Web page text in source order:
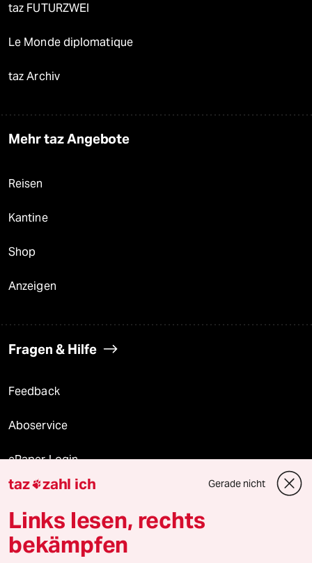
taz FUTURZWEI
Le Monde diplomatique
taz Archiv
Mehr taz Angebote
Reisen
Kantine
Shop
Anzeigen
Fragen & Hilfe
Feedback
Aboservice
ePaper Login
Downloads für Abonnierende
© 2026 taz Verlags und Vertriebs GmbH
taz zahl ich Gerade nicht
Links lesen, rechts
bekämpfen